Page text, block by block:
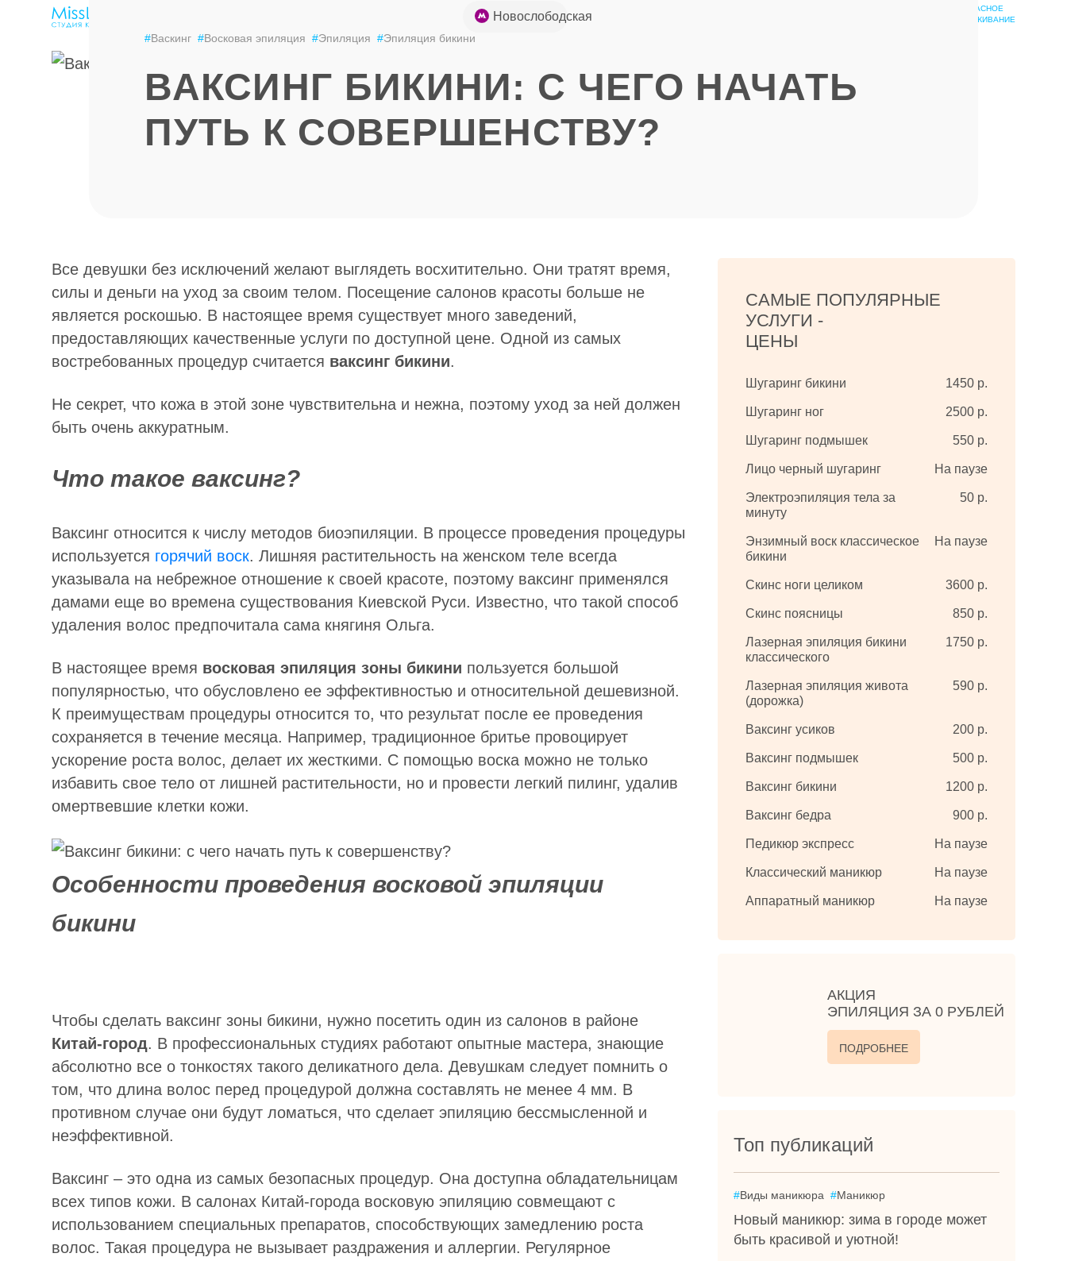
Новослободская+7 (926) 852-
БЕЗОПАСНОЕ
ОБСЛУЖИВАНИЕ
#Васкинг #Восковая эпиляция #Эпиляция #Эпиляция бикини
ВАКСИНГ БИКИНИ: С ЧЕГО НАЧАТЬ
ПУТЬ К СОВЕРШЕНСТВУ?
Все девушки без исключений желают выглядеть восхитительно. Они тратят время,
силы и деньги на уход за своим телом. Посещение салонов красоты больше не
является роскошью. В настоящее время существует много заведений,
предоставляющих качественные услуги по доступной цене. Одной из самых
востребованных процедур считается ваксинг бикини.
Не секрет, что кожа в этой зоне чувствительна и нежна, поэтому уход за ней должен
быть очень аккуратным.
Что такое ваксинг?
Ваксинг относится к числу методов биоэпиляции. В процессе проведения процедуры
используется горячий воск. Лишняя растительность на женском теле всегда
указывала на небрежное отношение к своей красоте, поэтому ваксинг применялся
дамами еще во времена существования Киевской Руси. Известно, что такой способ
удаления волос предпочитала сама княгиня Ольга.
В настоящее время восковая эпиляция зоны бикини пользуется большой
популярностью, что обусловлено ее эффективностью и относительной дешевизной.
К преимуществам процедуры относится то, что результат после ее проведения
сохраняется в течение месяца. Например, традиционное бритье провоцирует
ускорение роста волос, делает их жесткими. С помощью воска можно не только
избавить свое тело от лишней растительности, но и провести легкий пилинг, удалив
омертвевшие клетки кожи.
Особенности проведения восковой эпиляции
бикини
Чтобы сделать ваксинг зоны бикини, нужно посетить один из салонов в районе
Китай-город. В профессиональных студиях работают опытные мастера, знающие
абсолютно все о тонкостях такого деликатного дела. Девушкам следует помнить о
том, что длина волос перед процедурой должна составлять не менее 4 мм. В
противном случае они будут ломаться, что сделает эпиляцию бессмысленной и
неэффективной.
Ваксинг – это одна из самых безопасных процедур. Она доступна обладательницам
всех типов кожи. В салонах Китай-города восковую эпиляцию совмещают с
использованием специальных препаратов, способствующих замедлению роста
волос. Такая процедура не вызывает раздражения и аллергии. Регулярное
САМЫЕ ПОПУЛЯРНЫЕ
УСЛУГИ -
ЦЕНЫ
Шугаринг бикини 1450 р.
Шугаринг ног 2500 р.
Шугаринг подмышек 550 р.
Лицо черный шугаринг На паузе
Электроэпиляция тела за
минуту
50 р.
Энзимный воск классическое
бикини
На паузе
Скинс ноги целиком 3600 р.
Скинс поясницы 850 р.
Лазерная эпиляция бикини
классического
1750 р.
Лазерная эпиляция живота
(дорожка)
590 р.
Ваксинг усиков 200 р.
Ваксинг подмышек 500 р.
Ваксинг бикини 1200 р.
Ваксинг бедра 900 р.
Педикюр экспресс На паузе
Классический маникюр На паузе
Аппаратный маникюр На паузе
АКЦИЯ
ЭПИЛЯЦИЯ ЗА 0 РУБЛЕЙ
ПОДРОБНЕЕ
Топ публикаций
#Виды маникюра #Маникюр
Новый маникюр: зима в городе может
быть красивой и уютной!